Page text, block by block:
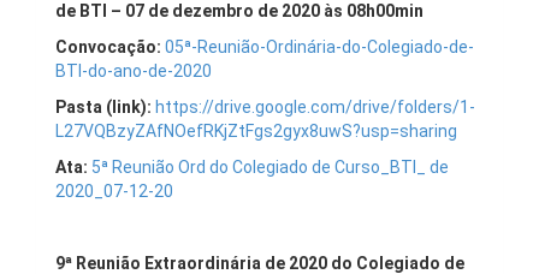
de BTI – 07 de dezembro de 2020 às 08h00min
Convocação: 05ª-Reunião-Ordinária-do-Colegiado-de-
BTI-do-ano-de-2020
Pasta (link): https://drive.google.com/drive/folders/1-
L27VQBzyZAfNOefRKjZtFgs2gyx8uwS?usp=sharing
Ata: 5ª Reunião Ord do Colegiado de Curso_BTI_ de
2020_07-12-20
9ª Reunião Extraordinária de 2020 do Colegiado de